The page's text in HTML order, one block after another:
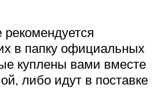
в папку официальных
куплены вами вместе
либо идут в поставке